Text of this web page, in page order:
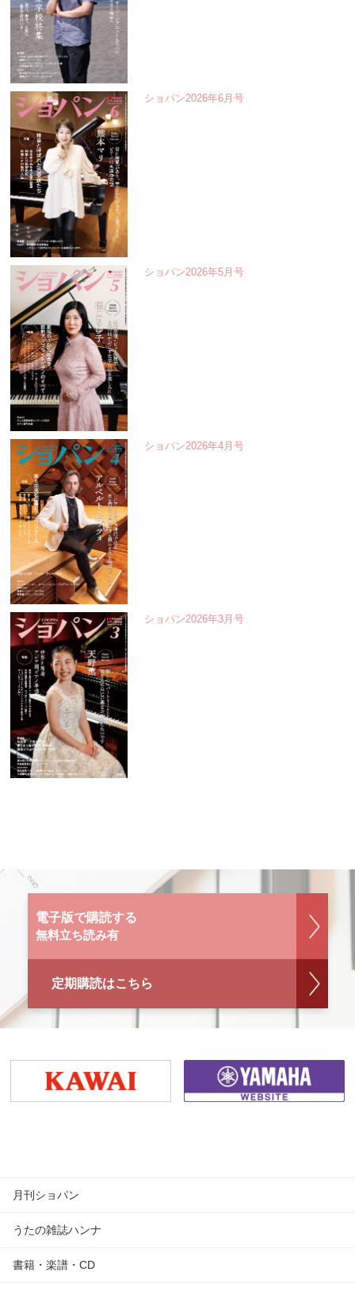
ショパン2026年6月号
ショパン2026年5月号
ショパン2026年4月号
ショパン2026年3月号
電子版で購読する
無料立ち読み有
定期購読はこちら
月刊ショパン
うたの雑誌ハンナ
書籍・楽譜・CD